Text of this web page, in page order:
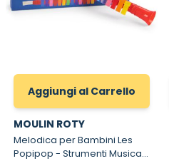
Aggiungi al Carrello
MOULIN ROTY
Melodica per Bambini Les
Popipop - Strumenti Musicali